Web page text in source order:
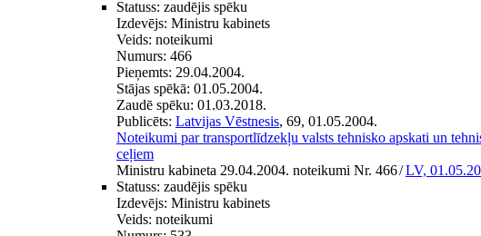
Statuss: zaudējis spēku
Izdevējs: Ministru kabinets
Veids: noteikumi
Numurs: 466
Pieņemts: 29.04.2004.
Stājas spēkā: 01.05.2004.
Zaudē spēku: 01.03.2018.
Publicēts: Latvijas Vēstnesis, 69, 01.05.2004.
Noteikumi par transportlīdzekļu valsts tehnisko apskati un
ceļiem
Ministru kabineta 29.04.2004. noteikumi Nr. 466/LV,
Statuss: zaudējis spēku
Izdevējs: Ministru kabinets
Veids: noteikumi